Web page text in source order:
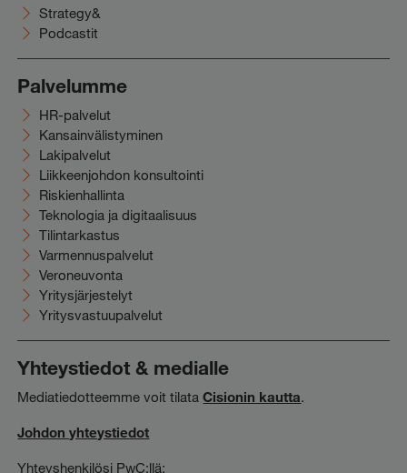
Strategy&
Podcastit
Palvelumme
HR-palvelut
Kansainvälistyminen
Lakipalvelut
Liikkeenjohdon konsultointi
Riskienhallinta
Teknologia ja digitaalisuus
Tilintarkastus
Varmennuspalvelut
Veroneuvonta
Yritysjärjestelyt
Yritysvastuupalvelut
Yhteystiedot & medialle
Mediatiedotteemme voit tilataCisionin kautta.
Johdon yhteystiedot
Yhteyshenkilösi PwC:llä: